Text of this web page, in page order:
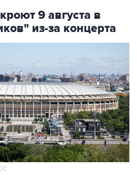
9 августа в
из-за концерта